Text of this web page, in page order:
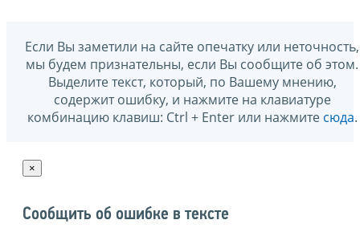
Если Вы заметили на сайте опечатку или неточность,
мы будем признательны, если Вы сообщите об этом.
Выделите текст, который, по Вашему мнению,
содержит ошибку, и нажмите на клавиатуре
комбинацию клавиш: Ctrl + Enter или нажмите сюда.
×
Сообщить об ошибке в тексте